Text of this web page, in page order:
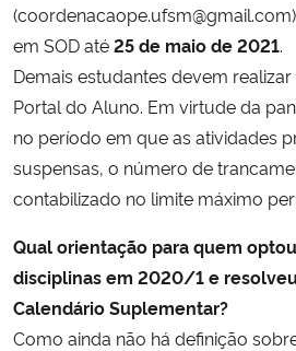
em SOD até25 de maio de 2021.
Demais estudantes devem
Portal do Aluno. Em virtude da
no período em que as atividades
suspensas, o número de
contabilizado no limite máximo
Qual orientação para quem
disciplinas em 2020/1 e
Calendário Suplementar?
Como ainda não há definição